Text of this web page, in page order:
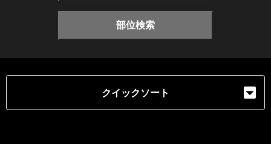
部位検索
クイックソート